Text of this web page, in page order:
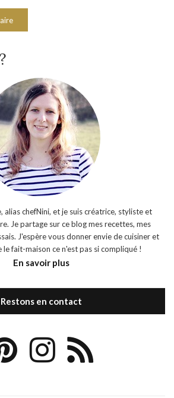
alias chefNini, et je suis créatrice, styliste et
Je partage sur ce blog mes recettes, mes
J'espère vous donner envie de cuisiner et
fait-maison ce n'est pas si compliqué !
En savoir plus
Restons en contact